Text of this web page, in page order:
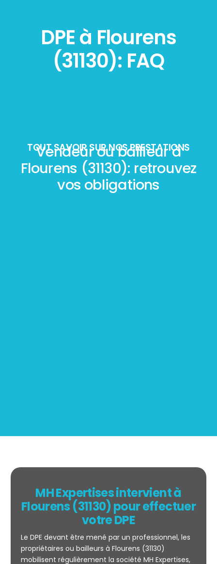
DPE à Flourens
(31130): FAQ
TOUT SAVOIR SUR NOS PRESTATIONS
Vendeur ou bailleur à
Flourens (31130): retrouvez
vos obligations
MH Expertises intervient à
Flourens (31130) pour effectuer
votre DPE
Le DPE devant être mené par un professionnel, les
propriétaires ou bailleurs à Flourens (31130)
mobilisent régulièrement la société MH Expertises,